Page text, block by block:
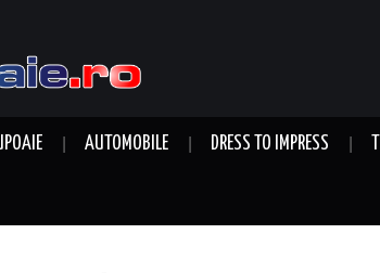
AUTOMOBILE DRESS TO IMPRESS